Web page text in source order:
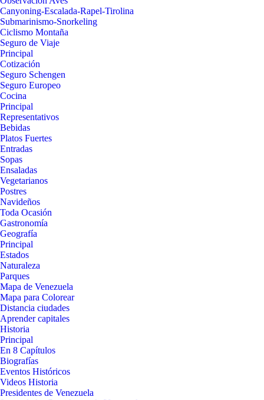
Canyoning-Escalada-Rapel-Tirolina
Submarinismo-Snorkeling
Ciclismo Montaña
Seguro de Viaje
Principal
Cotización
Seguro Schengen
Seguro Europeo
Cocina
Principal
Representativos
Bebidas
Platos Fuertes
Entradas
Sopas
Ensaladas
Vegetarianos
Postres
Navideños
Toda Ocasión
Gastronomía
Geografía
Principal
Estados
Naturaleza
Parques
Mapa de Venezuela
Mapa para Colorear
Distancia ciudades
Aprender capitales
Historia
Principal
En 8 Capítulos
Biografías
Eventos Históricos
Videos Historia
Presidentes de Venezuela